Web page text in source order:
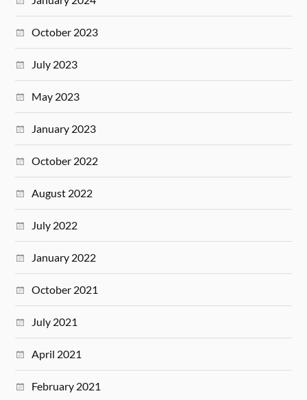
October 2023
July 2023
May 2023
January 2023
October 2022
August 2022
July 2022
January 2022
October 2021
July 2021
April 2021
February 2021